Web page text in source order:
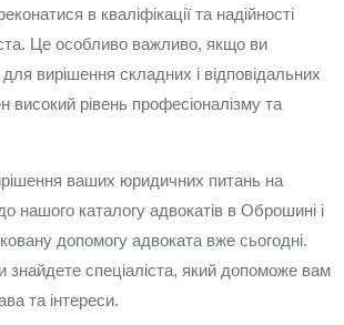
в кваліфікації та надійності
Це особливо важливо, якщо ви
вирішення складних і відповідальних
високий рівень професіоналізму та
ваших юридичних питань на
нашого каталогу адвокатів в Оброшині і
допомогу адвоката вже сьогодні.
знайдете спеціаліста, який допоможе вам
та інтереси.